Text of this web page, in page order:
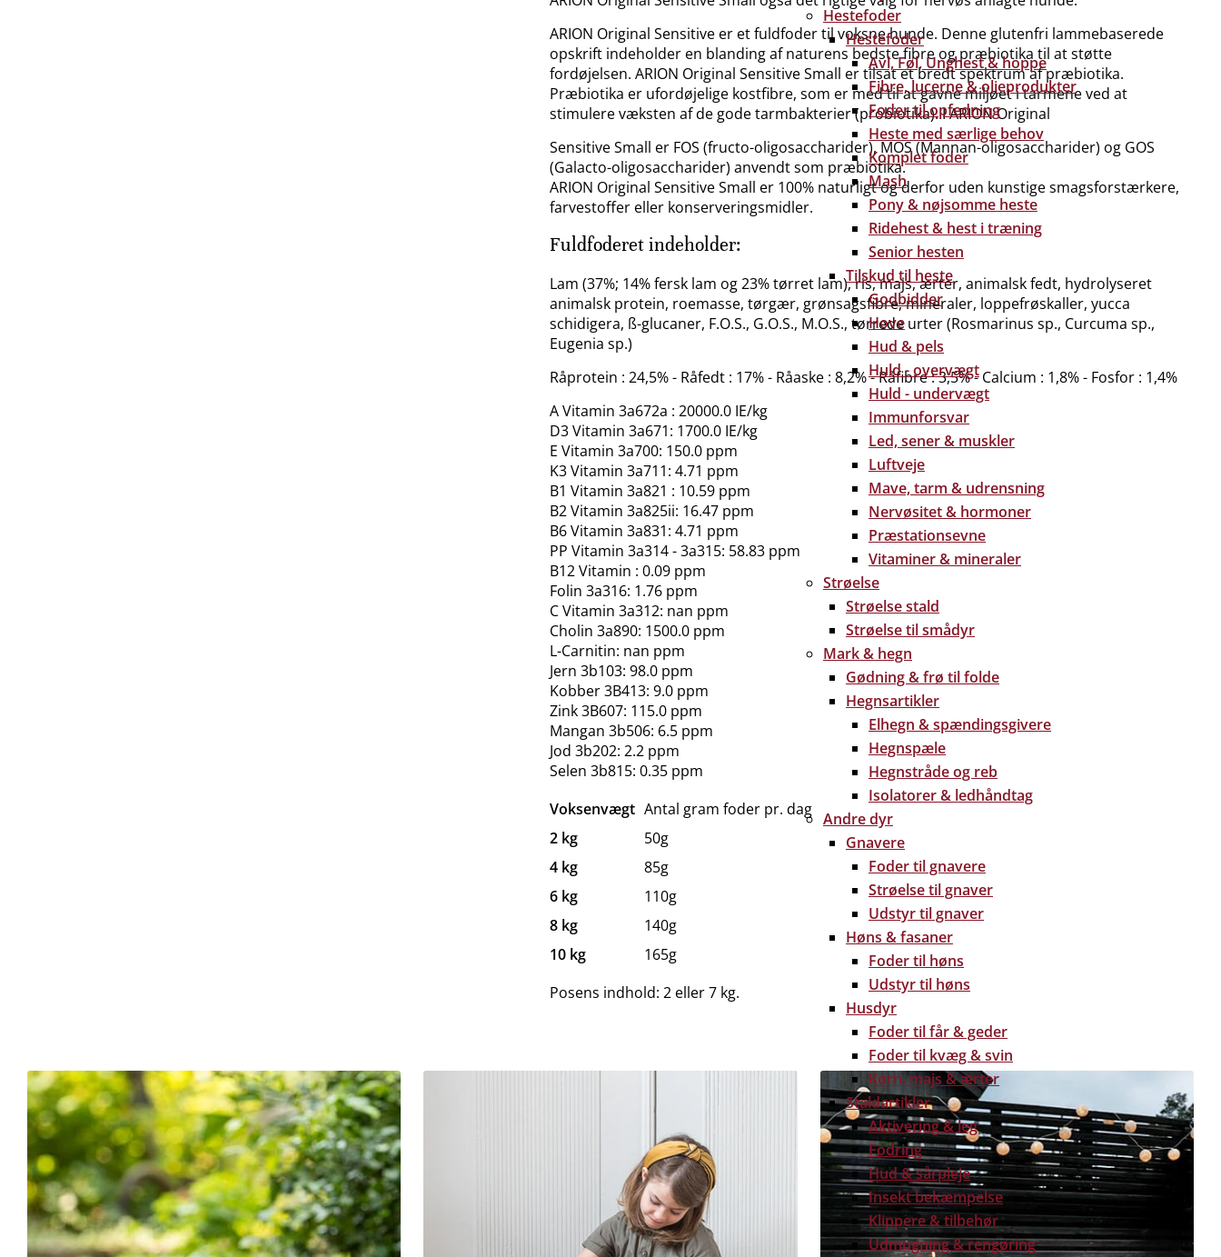
Hestefoder
Hestefoder
Avl, Føl, Unghest & hoppe
Fibre, lucerne & olieprodukter
Foder til opfedning
Heste med særlige behov
Komplet foder
Mash
Pony & nøjsomme heste
Ridehest & hest i træning
Senior hesten
Tilskud til heste
Godbidder
Hove
Hud & pels
Huld - overvægt
Huld - undervægt
Immunforsvar
Led, sener & muskler
Luftveje
Mave, tarm & udrensning
Nervøsitet & hormoner
Præstationsevne
Vitaminer & mineraler
Strøelse
Strøelse stald
Strøelse til smådyr
Mark & hegn
Gødning & frø til folde
Hegnsartikler
Elhegn & spændingsgivere
Hegnspæle
Hegnstråde og reb
Isolatorer & ledhåndtag
Andre dyr
Gnavere
Foder til gnavere
Strøelse til gnaver
Udstyr til gnaver
Høns & fasaner
Foder til høns
Udstyr til høns
Husdyr
Foder til får & geder
Foder til kvæg & svin
Korn, majs & ærter
Staldartikler
Aktivering & leg
Fodring
Hud & sårpleje
Insekt bekæmpelse
Klippere & tilbehør
Udmugning & rengøring
ARION Original Sensitive er et fuldfoder til voksne hunde. Denne glutenfri lammebaserede
opskrift indeholder en blanding af naturens bedste fibre og præbiotika til at støtte
fordøjelsen. ARION Original Sensitive Small er tilsat et bredt spektrum af præbiotika.
Præbiotika er ufordøjelige kostfibre, som er med til at gavne miljøet i tarmene ved at
stimulere væksten af de gode tarmbakterier (probiotika). I ARION Original
Sensitive Small er FOS (fructo-oligosaccharider), MOS (Mannan-oligosaccharider) og GOS
(Galacto-oligosaccharider) anvendt som præbiotika.
ARION Original Sensitive Small er 100% naturligt og derfor uden kunstige smagsforstærkere,
farvestoffer eller konserveringsmidler.
Fuldfoderet indeholder:
Lam (37%; 14% fersk lam og 23% tørret lam), ris, majs, ærter, animalsk fedt, hydrolyseret
animalsk protein, roemasse, tørgær, grønsagsfibre, mineraler, loppefrøskaller, yucca
schidigera, ß-glucaner, F.O.S., G.O.S., M.O.S., tørrede urter (Rosmarinus sp., Curcuma sp.,
Eugenia sp.)
Råprotein : 24,5% - Råfedt : 17% - Råaske : 8,2% - Råfibre : 3,5% - Calcium : 1,8% - Fosfor : 1,4%
A Vitamin 3a672a : 20000.0 IE/kg
D3 Vitamin 3a671: 1700.0 IE/kg
E Vitamin 3a700: 150.0 ppm
K3 Vitamin 3a711: 4.71 ppm
B1 Vitamin 3a821 : 10.59 ppm
B2 Vitamin 3a825ii: 16.47 ppm
B6 Vitamin 3a831: 4.71 ppm
PP Vitamin 3a314 - 3a315: 58.83 ppm
B12 Vitamin : 0.09 ppm
Folin 3a316: 1.76 ppm
C Vitamin 3a312: nan ppm
Cholin 3a890: 1500.0 ppm
L-Carnitin: nan ppm
Jern 3b103: 98.0 ppm
Kobber 3B413: 9.0 ppm
Zink 3B607: 115.0 ppm
Mangan 3b506: 6.5 ppm
Jod 3b202: 2.2 ppm
Selen 3b815: 0.35 ppm
Voksenvægt Antal gram foder pr. dag
2 kg
50g
4 kg
85g
6 kg
110g
8 kg
140g
10 kg
165g
Posens indhold: 2 eller 7 kg.